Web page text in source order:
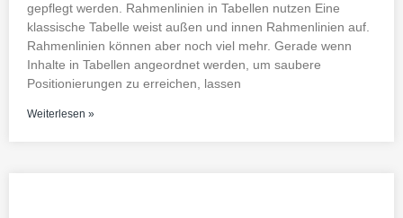
gepflegt werden. Rahmenlinien in Tabellen nutzen Eine
klassische Tabelle weist außen und innen Rahmenlinien auf.
Rahmenlinien können aber noch viel mehr. Gerade wenn
Inhalte in Tabellen angeordnet werden, um saubere
Positionierungen zu erreichen, lassen
Weiterlesen »